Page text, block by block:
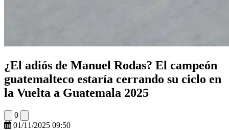
¿El adiós de Manuel Rodas? El campeón
guatemalteco estaría cerrando su ciclo en
la Vuelta a Guatemala 2025
0
01/11/2025 09:50